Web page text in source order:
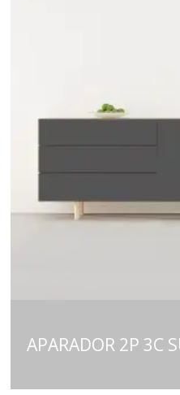
APARADOR 2P 3C